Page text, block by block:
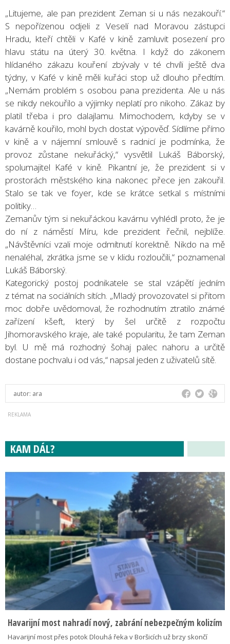
„Litujeme, ale pan prezident Zeman si u nás nezakouří.“
S nepořízenou odjeli z Veselí nad Moravou zástupci
Hradu, kteří chtěli v Kafé v kině zamluvit posezení pro
hlavu státu na úterý 30. května. I když do zákonem
hlídaného zákazu kouření zbývaly v té chvíli ještě dva
týdny, v Kafé v kině měli kuřáci stop už dlouho předtím.
„Nemám problém s osobou pana prezidenta. Ale u nás
se nikdy nekouřilo a výjimky neplatí pro nikoho. Zákaz by
platil třeba i pro dalajlamu. Mimochodem, kdyby se v
kavárně kouřilo, mohl bych dostat výpověď. Sídlíme přímo
v kině a v nájemní smlouvě s radnicí je podmínka, že
provoz zůstane nekuřácký,“ vysvětlil Lukáš Báborský,
spolumajitel Kafé v kině. Pikantní je, že prezident si v
prostorách městského kina nakonec přece jen zakouřil.
Stalo se tak ve foyer, kde se krátce setkal s místními
politiky…
Zemanův tým si nekuřáckou kavárnu vyhlédl proto, že je
do ní z náměstí Míru, kde prezident řečnil, nejblíže.
„Návštěvníci vzali moje odmítnutí korektně. Nikdo na mě
nenaléhal, zkrátka jsme se v klidu rozloučili,“ poznamenal
Lukáš Báborský.
Kategorický postoj podnikatele se stal vzápětí jedním
z témat na sociálních sítích. „Mladý provozovatel si přitom
moc dobře uvědomoval, že rozhodnutím ztratilo známé
zařízení kšeft, který by šel určitě z rozpočtu
Jihomoravského kraje, ale také popularitu, že tam Zeman
byl. U mě má rozhodný šohaj palec nahoru a určitě
dostane pochvalu i od vás,“ napsal jeden z uživatelů sítě.
autor: ara
KAM DÁL?
Havarijní most nahradí nový, zabrání nebezpečným kolizím
Havarijní most přes potok Dlouhá řeka v Boršicích už brzy skončí